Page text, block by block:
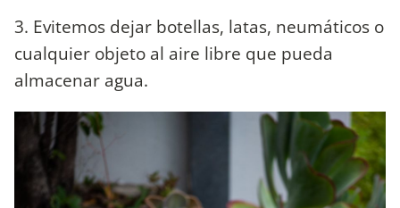
3. Evitemos dejar botellas, latas, neumáticos o
cualquier objeto al aire libre que pueda
almacenar agua.